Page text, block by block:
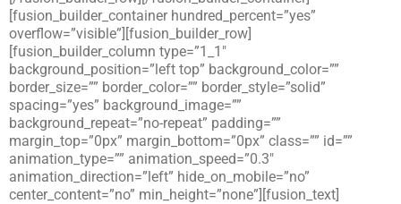
[fusion_builder_container hundred_percent=”yes”
overflow=”visible”][fusion_builder_row]
[fusion_builder_column type=”1_1″
background_position=”left top” background_color=””
border_size=”” border_color=”” border_style=”solid”
spacing=”yes” background_image=””
background_repeat=”no-repeat” padding=””
margin_top=”0px” margin_bottom=”0px” class=”” id=””
animation_type=”” animation_speed=”0.3″
animation_direction=”left” hide_on_mobile=”no”
center_content=”no” min_height=”none”][fusion_text]